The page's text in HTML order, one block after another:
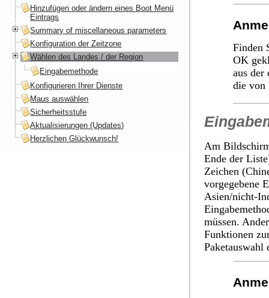
Finden
OK
aus der
die von
Am
Ende der
Zeichen
vorgegebene
Asien/nicht-
müssen.
Funktionen
Hinzufügen oder ändern eines Boot Menü
Eintrags
Summary of miscellaneous parameters
Konfiguration der Zeitzone
Wählen des Landes / der Region
Eingabemethode
Konfigurieren Ihrer Dienste
Maus auswählen
Sicherheitsstufe
Aktualisierungen (Updates)
Herzlichen Glückwunsch!